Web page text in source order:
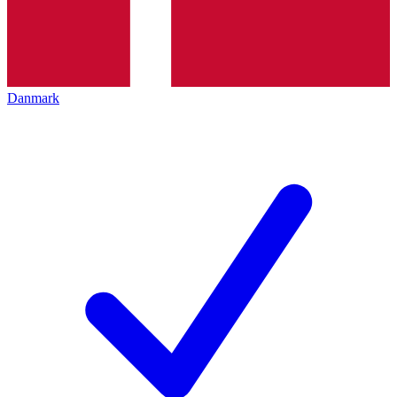
Danmark